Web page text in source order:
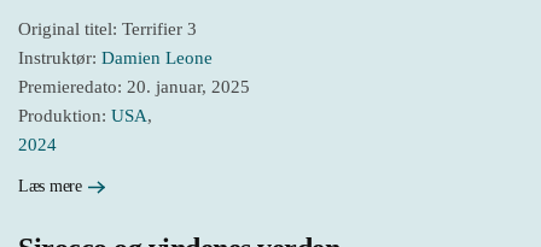
Original titel: Terrifier 3
Instruktør: Damien Leone
Premieredato: 20. januar, 2025
Produktion: USA,
2024
Læs mere